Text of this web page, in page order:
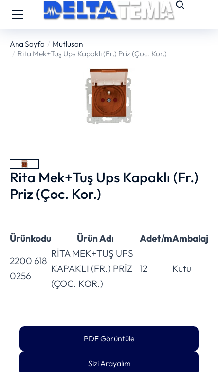
You are here:
Ana Sayfa
Mutlusan
Rita Mek+Tuş Ups Kapaklı (Fr.) Priz (Çoc. Kor.)
Rita Mek+Tuş Ups Kapaklı (Fr.)
Priz (Çoc. Kor.)
Ürünkodu Ürün Adı Adet/mAmbalaj
2200 618
0256
RİTA MEK+TUŞ UPS
KAPAKLI (FR.) PRİZ
(ÇOC. KOR.)
12 Kutu
PDF Görüntüle
Sizi Arayalım